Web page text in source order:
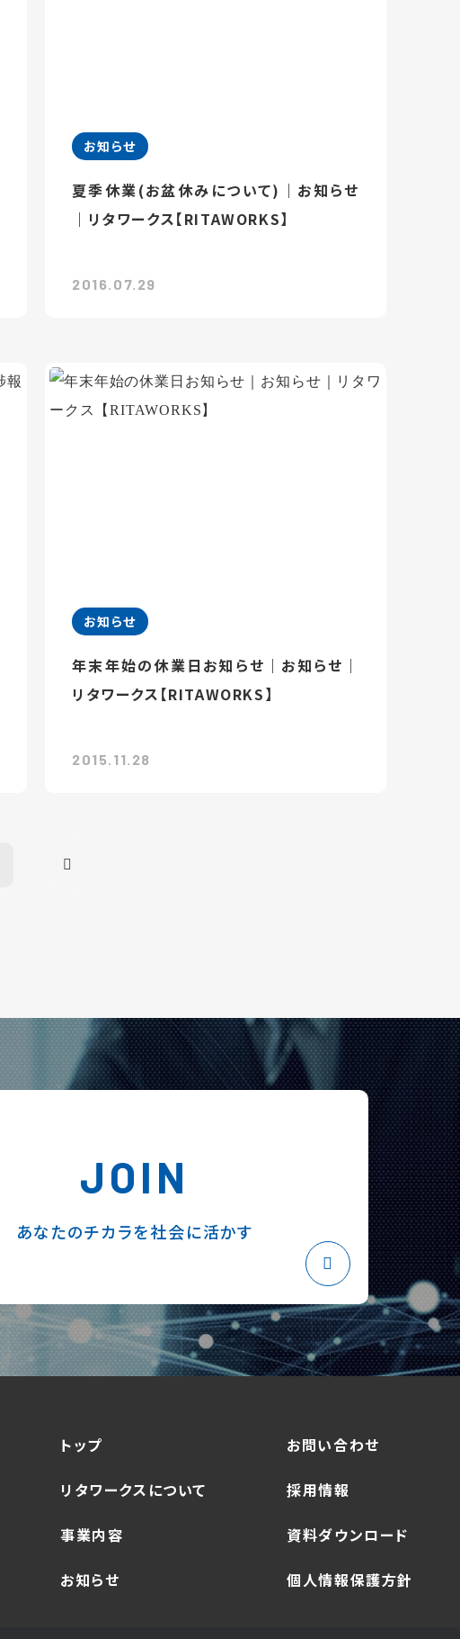
お知らせ
夏季休業(お盆休みについて)｜お知らせ
｜リタワークス【RITAWORKS】
2016.07.29
お知らせ
年末年始の休業日お知らせ｜お知らせ｜
リタワークス【RITAWORKS】
2015.11.28
JOIN
あなたのチカラを社会に活かす
トップ
リタワークスについて
事業内容
お知らせ
お問い合わせ
採用情報
資料ダウンロード
個人情報保護方針